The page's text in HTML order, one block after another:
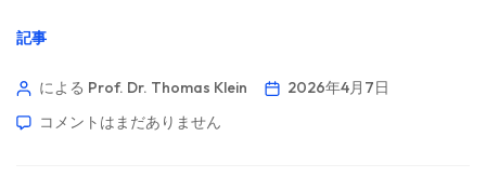
記事
による Prof. Dr. Thomas Klein
2026年4月7日
コメントはまだありません